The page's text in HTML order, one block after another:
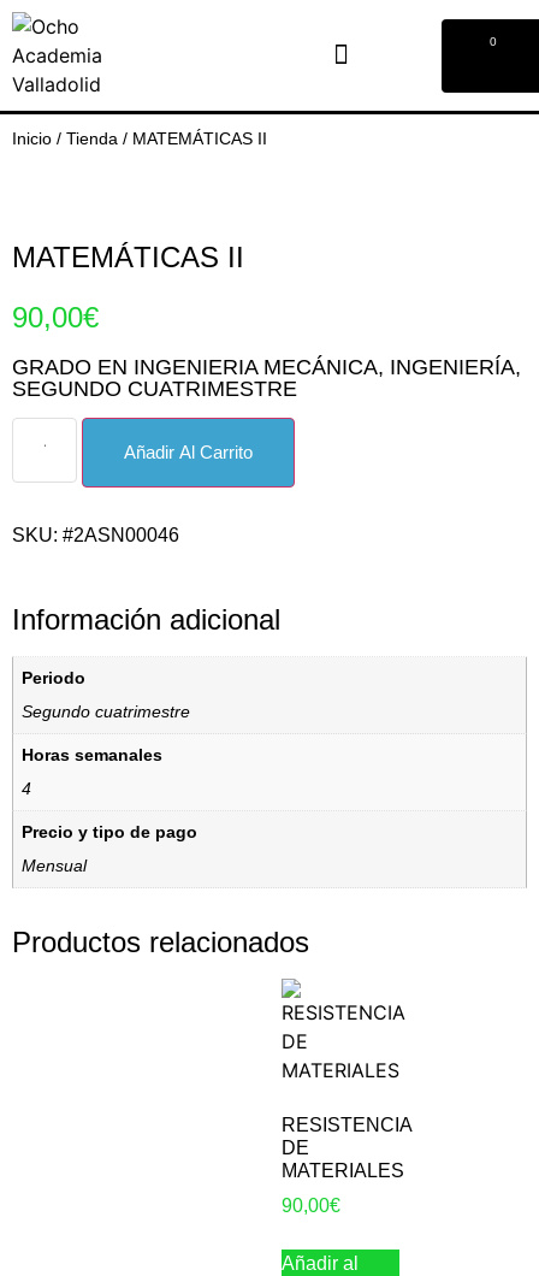
0
Inicio / Tienda / MATEMÁTICAS II
MATEMÁTICAS II
90,00€
GRADO EN INGENIERIA MECÁNICA, INGENIERÍA,
SEGUNDO CUATRIMESTRE
Añadir Al Carrito
SKU: #2ASN00046
Información adicional
Periodo
Segundo cuatrimestre
Horas semanales
4
Precio y tipo de pago
Mensual
Productos relacionados
RESISTENCIA
DE
MATERIALES
90,00€
Añadir al